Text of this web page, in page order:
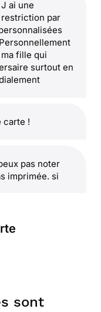
ai une
restriction par
fille qui
surtout en
carte !
pas noter
imprimée. si
carte sobre et
sont